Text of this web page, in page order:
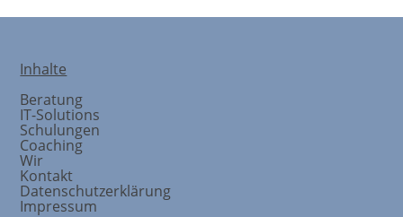
Inhalte
Beratung
IT-Solutions
Schulungen
Coaching
Wir
Kontakt
Datenschutzerklärung
Impressum